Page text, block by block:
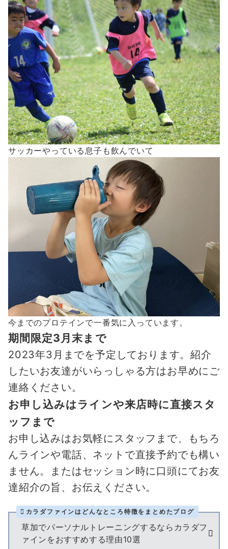
サッカーやっている息子も飲んでいて
今までのプロテインで一番気に入っています。
期間限定3月末まで
2023年3月までを予定しております。紹介
したいお友達がいらっしゃる方はお早めにご
連絡ください。
お申し込みはラインや来店時に直接スタ
ッフまで
お申し込みはお気軽にスタッフまで、もちろ
んラインや電話、ネットで直接予約でも構い
ません。またはセッション時に口頭にてお友
達紹介の旨、お伝えください。
カラダファインはどんなところ特徴をまとめたブログ
草加でパーソナルトレーニングするならカラダフ
ァインをおすすめする理由10選